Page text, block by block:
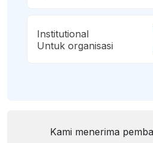
Institutional
Untuk organisasi
Kami menerima